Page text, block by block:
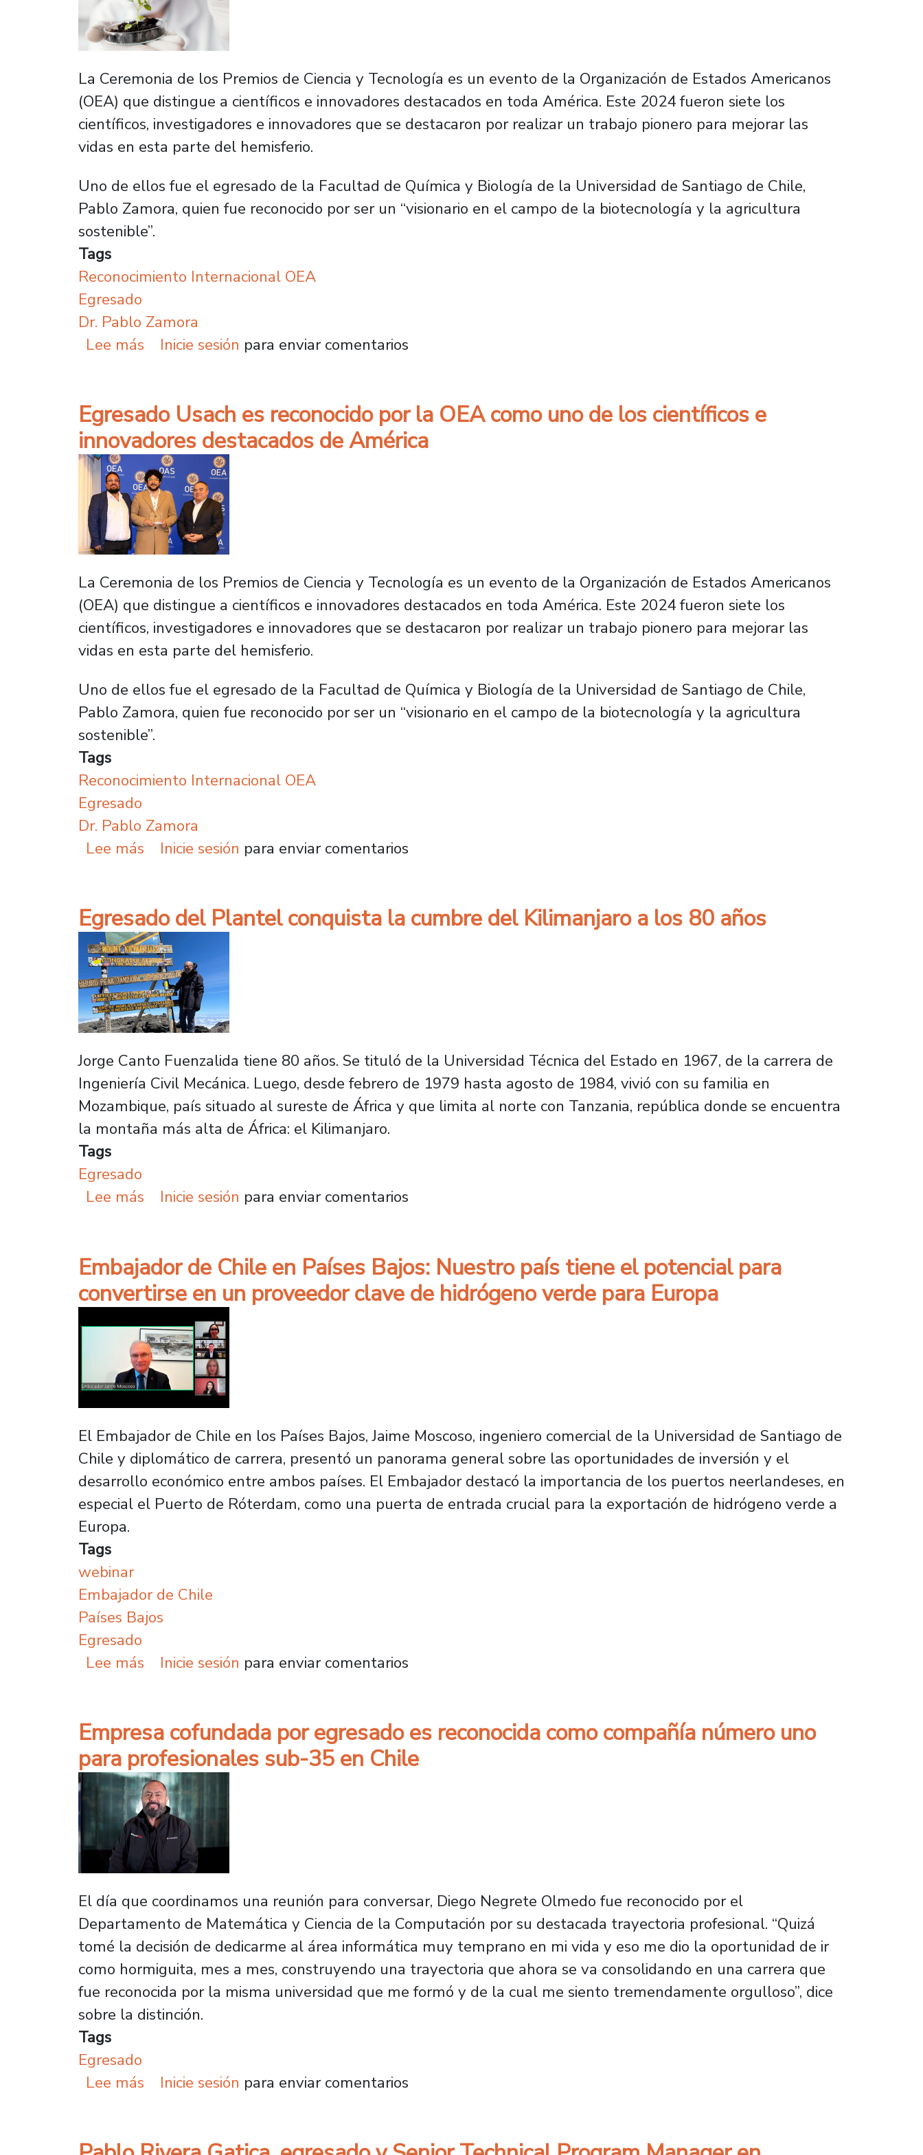
La Ceremonia de los Premios de Ciencia y Tecnología es un evento de la Organización de Estados Americanos
(OEA) que distingue a científicos e innovadores destacados en toda América. Este 2024 fueron siete los
científicos, investigadores e innovadores que se destacaron por realizar un trabajo pionero para mejorar las
vidas en esta parte del hemisferio.
Uno de ellos fue el egresado de la Facultad de Química y Biología de la Universidad de Santiago de Chile,
Pablo Zamora, quien fue reconocido por ser un “visionario en el campo de la biotecnología y la agricultura
sostenible”.
Tags
Reconocimiento Internacional OEA
Egresado
Dr. Pablo Zamora
Lee más sobre Egresado Usach es reconocido por la OEA como uno de los científicos e innovadores destacados de América
Inicie sesión para enviar comentarios
Egresado Usach es reconocido por la OEA como uno de los científicos e
innovadores destacados de América
La Ceremonia de los Premios de Ciencia y Tecnología es un evento de la Organización de Estados Americanos
(OEA) que distingue a científicos e innovadores destacados en toda América. Este 2024 fueron siete los
científicos, investigadores e innovadores que se destacaron por realizar un trabajo pionero para mejorar las
vidas en esta parte del hemisferio.
Uno de ellos fue el egresado de la Facultad de Química y Biología de la Universidad de Santiago de Chile,
Pablo Zamora, quien fue reconocido por ser un “visionario en el campo de la biotecnología y la agricultura
sostenible”.
Tags
Reconocimiento Internacional OEA
Egresado
Dr. Pablo Zamora
Lee más sobre Egresado Usach es reconocido por la OEA como uno de los científicos e innovadores destacados de América
Inicie sesión para enviar comentarios
Egresado del Plantel conquista la cumbre del Kilimanjaro a los 80 años
Jorge Canto Fuenzalida tiene 80 años. Se tituló de la Universidad Técnica del Estado en 1967, de la carrera de
Ingeniería Civil Mecánica. Luego, desde febrero de 1979 hasta agosto de 1984, vivió con su familia en
Mozambique, país situado al sureste de África y que limita al norte con Tanzania, república donde se encuentra
la montaña más alta de África: el Kilimanjaro.
Tags
Egresado
Lee más sobre Egresado del Plantel conquista la cumbre del Kilimanjaro a los 80 años
Inicie sesión para enviar comentarios
Embajador de Chile en Países Bajos: Nuestro país tiene el potencial para
convertirse en un proveedor clave de hidrógeno verde para Europa
El Embajador de Chile en los Países Bajos, Jaime Moscoso, ingeniero comercial de la Universidad de Santiago de
Chile y diplomático de carrera, presentó un panorama general sobre las oportunidades de inversión y el
desarrollo económico entre ambos países. El Embajador destacó la importancia de los puertos neerlandeses, en
especial el Puerto de Róterdam, como una puerta de entrada crucial para la exportación de hidrógeno verde a
Europa.
Tags
webinar
Embajador de Chile
Países Bajos
Egresado
Lee más sobre Embajador de Chile en Países Bajos: Nuestro país tiene el potencial para convertirse en un proveedor
Inicie sesión para enviar comentarios
Empresa cofundada por egresado es reconocida como compañía número uno
para profesionales sub-35 en Chile
El día que coordinamos una reunión para conversar, Diego Negrete Olmedo fue reconocido por el
Departamento de Matemática y Ciencia de la Computación por su destacada trayectoria profesional. “Quizá
tomé la decisión de dedicarme al área informática muy temprano en mi vida y eso me dio la oportunidad de ir
como hormiguita, mes a mes, construyendo una trayectoria que ahora se va consolidando en una carrera que
fue reconocida por la misma universidad que me formó y de la cual me siento tremendamente orgulloso”, dice
sobre la distinción.
Tags
Egresado
Lee más sobre Empresa cofundada por egresado es reconocida como compañía número uno para profesionales sub-35 en
Inicie sesión para enviar comentarios